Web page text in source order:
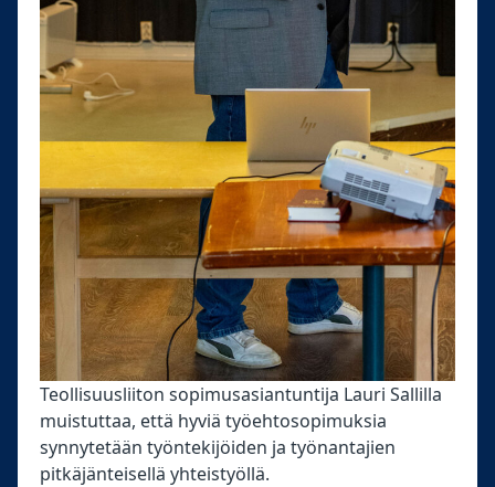
Teollisuusliiton sopimusasiantuntija Lauri Sallilla
muistuttaa, että hyviä työehtosopimuksia
synnytetään työntekijöiden ja työnantajien
pitkäjänteisellä yhteistyöllä.